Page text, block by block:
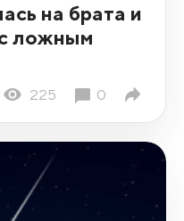
на брата и
ложным
225 0